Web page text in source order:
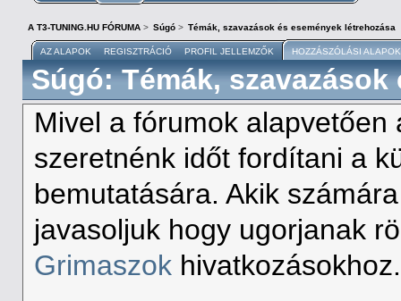
A T3-TUNING.HU FÓRUMA> Súgó > Témák, szavazások és események létrehozása
AZ ALAPOK REGISZTRÁCIÓ PROFIL JELLEMZŐK HOZZÁSZÓLÁSI ALAPOK
Súgó: Témák,
Mivel a fórumok
szeretnénk időt fordítani a
bemutatására. Akik
javasoljuk hogy ugorjanak
Grimaszok hivatkozásokhoz.